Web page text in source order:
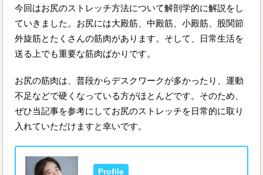
今回はお尻のストレッチ方法について解剖学的に解説をし
ていきました。お尻には大殿筋、中殿筋、小殿筋、股関節
外旋筋とたくさんの筋肉があります。そして、日常生活を
送る上でも重要な筋肉ばかりです。
お尻の筋肉は、普段からデスクワークが多かったり、運動
不足などで硬くなっている方がほとんどです。そのため、
ぜひ当記事を参考にしてお尻のストレッチを日常的に取り
入れていただけますと幸いです。